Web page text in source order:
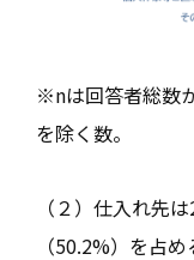
※nは回答者総数
を除く数。
（２）仕入れ先
（50.2%）を占め